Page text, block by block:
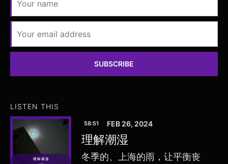
SUBSCRIBE
LISTEN THIS
58:51 FEB 26, 2024
理解潮湿
冬季的、上海的雨，让平衡丧